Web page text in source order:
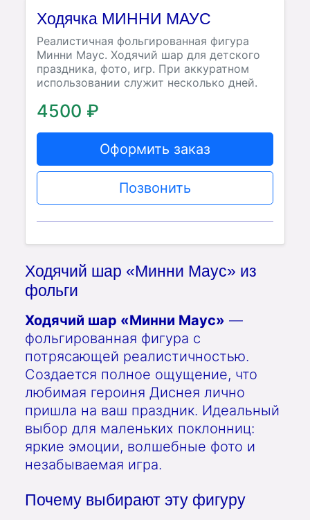
Ходячка МИННИ МАУС
Реалистичная фольгированная фигура
Минни Маус. Ходячий шар для детского
праздника, фото, игр. При аккуратном
использовании служит несколько дней.
4500 ₽
Оформить заказ
Позвонить
Ходячий шар «Минни Маус» из
фольги
Ходячий шар «Минни Маус» —
фольгированная фигура с
потрясающей реалистичностью.
Создается полное ощущение, что
любимая героиня Диснея лично
пришла на ваш праздник. Идеальный
выбор для маленьких поклонниц:
яркие эмоции, волшебные фото и
незабываемая игра.
Почему выбирают эту фигуру